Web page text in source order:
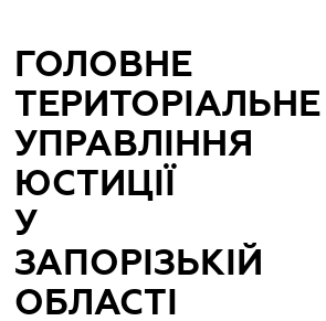
ГОЛОВНЕ
ТЕРИТОРІАЛЬНЕ
УПРАВЛІННЯ
ЮСТИЦІЇ
У
ЗАПОРІЗЬКІЙ
ОБЛАСТІ